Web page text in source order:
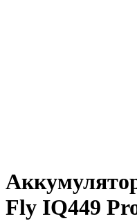
Fly IQ449